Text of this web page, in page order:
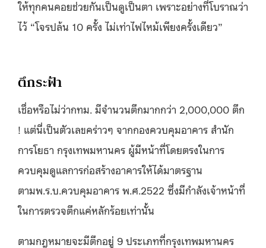
ให้ทุกคนคอยช่วยกันเป็นดูเป็นตา เพราะอย่างที่โบราณว่า
ไว้ “โจรปล้น 10 ครั้ง ไม่เท่าไฟไหม้เพียงครั้งเดียว”
ตึกระฟ้า
เชื่อหรือไม่ว่ากทม. มีจำนวนตึกมากกว่า 2,000,000 ตึก
! แต่นี่เป็นตัวเลขคร่าวๆ จากกองควบคุมอาคาร สำนัก
การโยธา กรุงเทพมหานคร ผู้มีหน้าที่โดยตรงในการ
ควบคุมดูแลการก่อสร้างอาคารให้ได้มาตรฐาน
ตามพ.ร.บ.ควบคุมอาคาร พ.ศ.2522 ซึ่งมีกำลังเจ้าหน้าที่
ในการตรวจตึกแค่หลักร้อยเท่านั้น
ตามกฎหมายจะมีตึกอยู่ 9 ประเภทที่กรุงเทพมหานคร